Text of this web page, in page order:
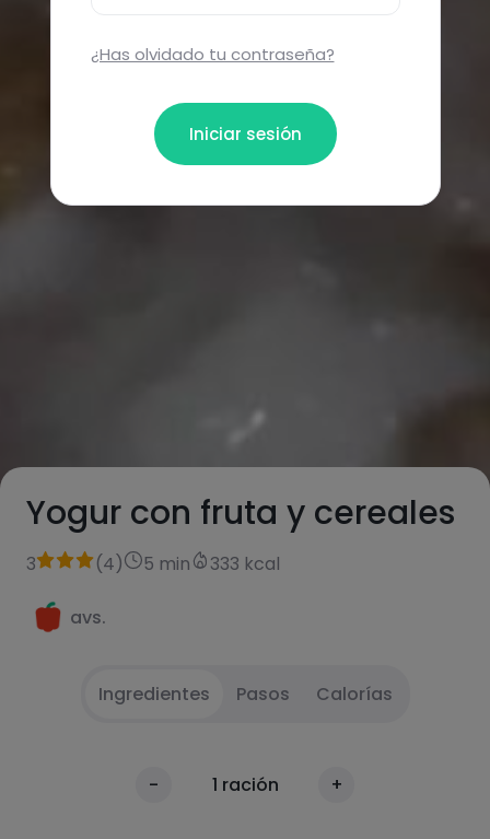
Yogur con fruta y cereales
3 (4) 5 min 333 kcal
avs.
Ingredientes Pasos Calorías
- 1 ración +
Mezclar o comer por separado
¿Has olvidado tu contraseña?
Iniciar sesión